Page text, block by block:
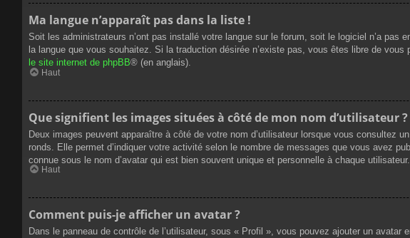
Ma langue n’apparaît pas dans la liste !
Soit les administrateurs n’ont pas installé votre langue sur le forum, soit le logiciel n’a
la langue que vous souhaitez. Si la traduction désirée n’existe pas, vous êtes libre de
le site internet de phpBB® (en anglais).
Haut
Que signifient les images situées à côté de mon nom d’utilisateur ?
Deux images peuvent apparaître à côté de votre nom d’utilisateur lorsque vous consultez
ronds. Elle permet d’indiquer votre activité selon le nombre de messages que vous avez
connue sous le nom d’avatar qui est bien souvent unique et personnelle à chaque utilisateur.
Haut
Comment puis-je afficher un avatar ?
Dans le panneau de contrôle de l’utilisateur, sous « Profil », vous pouvez ajouter un